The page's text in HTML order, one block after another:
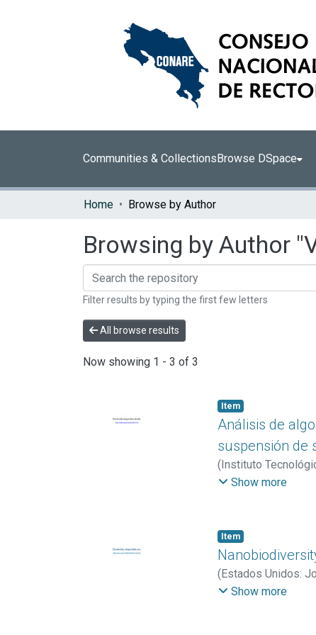
Communities & CollectionsBrowse DSpace
Home Browse by Author
Browsing by Author
Filter results by typing the first few letters
All browse results
Now showing 1 - 3 of 3
Item
Análisis de
suspensión de
(Instituto
Villalobos, Karolina
Show more
Item
(Estados Unidos:
Karolina;Sánchez,
Show more